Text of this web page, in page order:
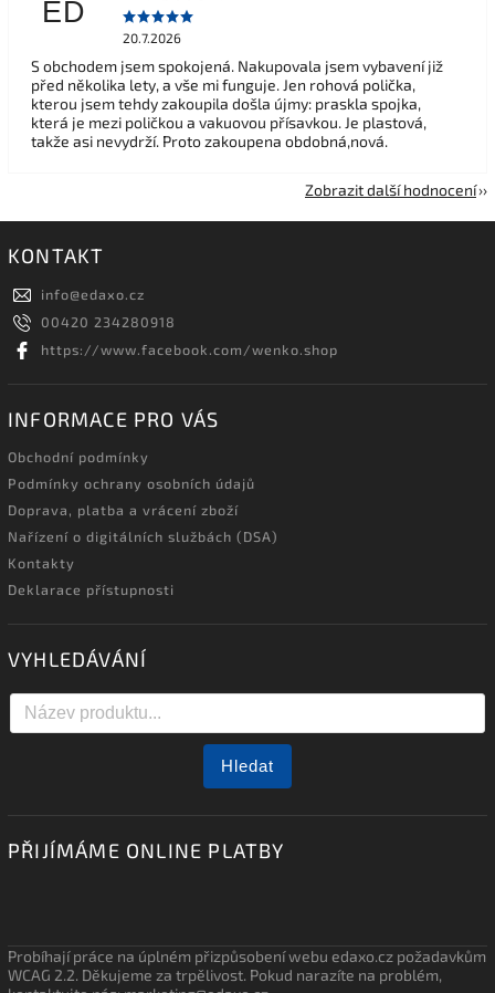
ED
20.7.2026
S obchodem jsem spokojená. Nakupovala jsem vybavení již
před několika lety, a vše mi funguje. Jen rohová polička,
kterou jsem tehdy zakoupila došla újmy: praskla spojka,
která je mezi poličkou a vakuovou přísavkou. Je plastová,
takže asi nevydrží. Proto zakoupena obdobná,nová.
Zobrazit další hodnocení
KONTAKT
info@edaxo.cz
00420 234280918
https://www.facebook.com/wenko.shop
INFORMACE PRO VÁS
Obchodní podmínky
Podmínky ochrany osobních údajů
Doprava, platba a vrácení zboží
Nařízení o digitálních službách (DSA)
Kontakty
Deklarace přístupnosti
VYHLEDÁVÁNÍ
Hledat
PŘIJÍMÁME ONLINE PLATBY
Probíhají práce na úplném přizpůsobení webu edaxo.cz požadavkům
WCAG 2.2. Děkujeme za trpělivost. Pokud narazíte na problém,